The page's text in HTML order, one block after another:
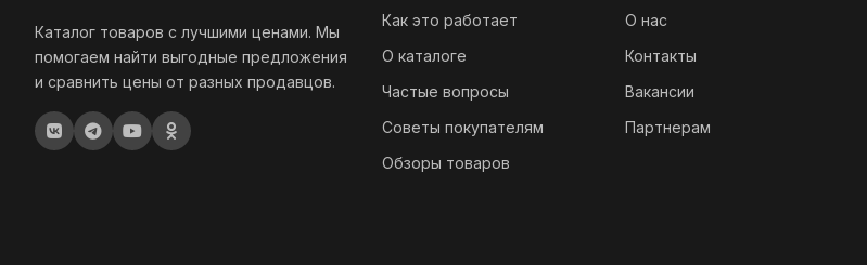
Каталог товаров с лучшими ценами. Мы
помогаем найти выгодные предложения
и сравнить цены от разных продавцов.
Как это работает
О каталоге
Частые вопросы
Советы покупателям
Обзоры товаров
О нас
Контакты
Вакансии
Партнерам